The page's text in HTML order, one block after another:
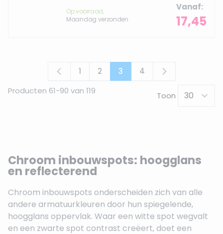
Op voorraad,
Maandag verzonden
Vanaf
17,45
Producten 61-90 van 119
Pagina
1 Pagina
2 U lees momenteel pagina
3 Pagina
4
Toon
Chroom inbouwspots: hoogglans
en reflecterend
Chroom inbouwspots onderscheiden zich van alle
andere armatuurkleuren door hun spiegelende,
hoogglans oppervlak. Waar een witte spot wegvalt
en een zwarte spot contrast creëert, doet een